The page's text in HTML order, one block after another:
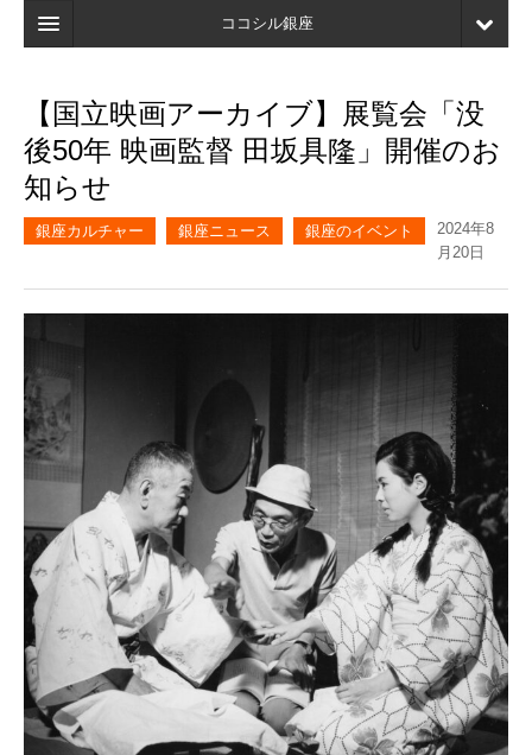
ココシル銀座
検索
店舗・施設最新情報
口コミ
ブックマーク
【国立映画アーカイブ】展覧会「没
後50年 映画監督 田坂具隆」開催のお
知らせ
銀座カルチャー 銀座ニュース 銀座のイベント
2024年8
月20日